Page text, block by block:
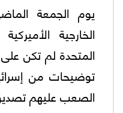
يوم الجمعة
الخارجية
المتحدة لم تكن
توضيحات من
الصعب عليهم